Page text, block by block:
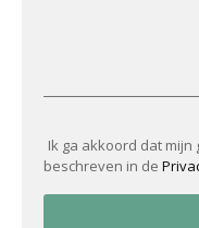
Ik ga akkoord dat
beschreven in de